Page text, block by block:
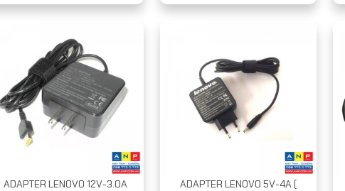
ADAPTER LENOVO 12V-3.0A
ADAPTER LENOVO 5V-4A (